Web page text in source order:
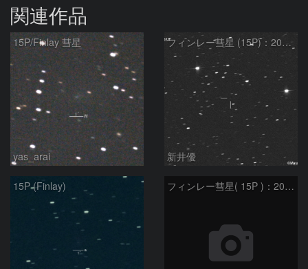
関連作品
15P/Finlay 彗星
yas_arai
フィンレー彗星 (15P)：2021/10/18
新井優
15P (Finlay) フィンレー彗星( 15P )：2021/08/19